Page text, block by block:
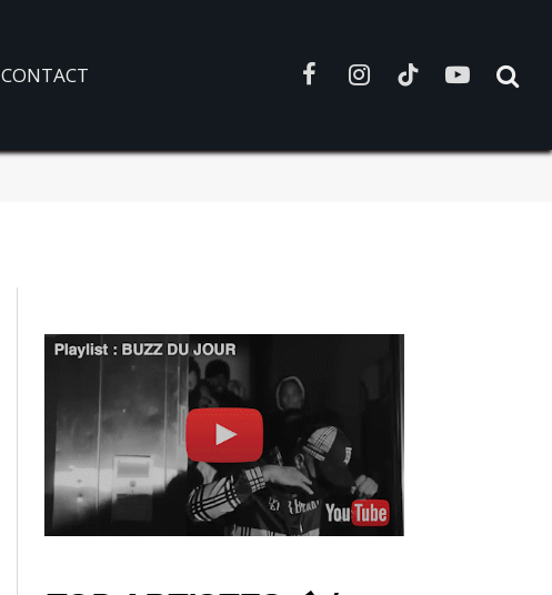
CONTACT FacebookInstagramTikTokYouTube